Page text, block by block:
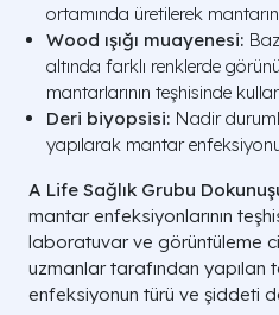
ortamında üretilerek
Wood ışığı muayenesi:
altında farklı renklerde
mantarlarının teşhisinde
Deri biyopsisi: Nadir
yapılarak mantar
A Life Sağlık Grubu
mantar enfeksiyonlarının
laboratuvar ve görüntüleme
uzmanlar tarafından yapılan
enfeksiyonun türü ve şiddeti